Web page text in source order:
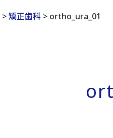
>矯正歯科 > ortho_ura_01